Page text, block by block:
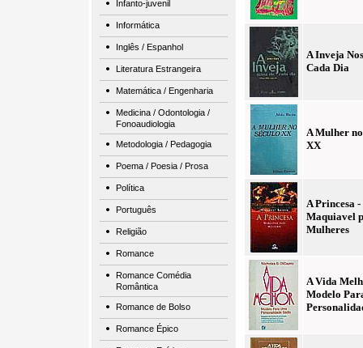
Infanto-juvenil
Informática
Inglês / Espanhol
Literatura Estrangeira
Matemática / Engenharia
Medicina / Odontologia /
Fonoaudiologia
Metodologia / Pedagogia
Poema / Poesia / Prosa
Política
Português
Religião
Romance
Romance Comédia
Romântica
Romance de Bolso
Romance Épico
A Inveja
Cada Dia
A Mulher
XX
A Princesa -
Maquiavel
Mulheres
A Vida
Modelo